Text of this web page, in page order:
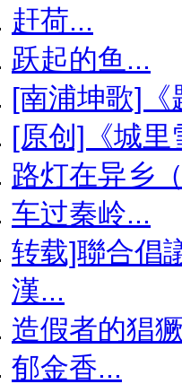
赶荷...
跃起的鱼...
[南浦坤歌]《
[原创]《城里
路灯在异乡
车过秦岭...
转载]聯合倡
漢...
造假者的猖
郁金香...